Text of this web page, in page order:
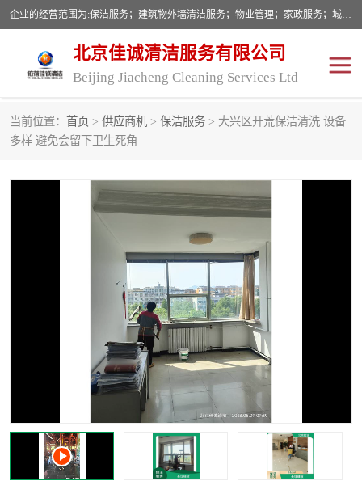
企业的经营范围为:保洁服务；建筑物外墙清洁服务；物业管理；家政服务；城市园林绿化；劳务分包；技术开发、技术转让、技术服务；销售保洁设备、卫生用品、化工产品（不含危险化学品及一类易制毒化学品）、日用品、办公设备、建筑材料、装饰材料；图文设计；清洁服务（不含餐具消毒）；中央空调维修；工程设计；施工总承包；专业承包。
北京佳诚清洁服务有限公司
Beijing Jiacheng Cleaning Services Ltd
当前位置： 首页 > 供应商机 > 保洁服务 > 大兴区开荒保洁清洗 设备
多样 避免会留下卫生死角
外墙清洗
开荒保洁 保洁服务
建筑物外墙维修